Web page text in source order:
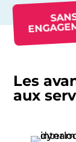
Les
aux